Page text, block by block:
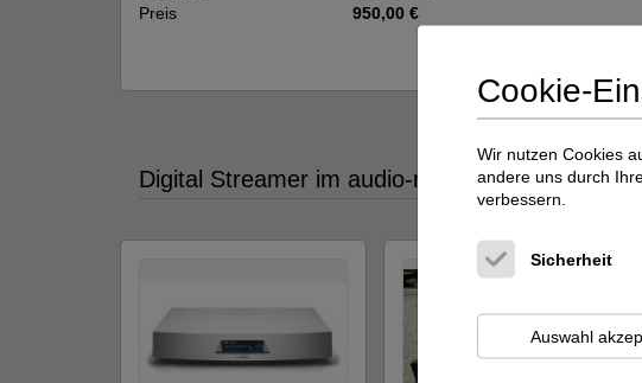
Preis
950,00 €
Vielleicht
Digital Streamer im audio-markt (neu &
Cookie-
Wir nutzen Cookies
andere uns durch
verbessern.
Sicherheit
Auswahl